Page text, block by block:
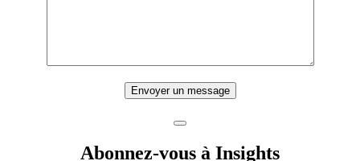
Envoyer un message
Abonnez-vous à Insights